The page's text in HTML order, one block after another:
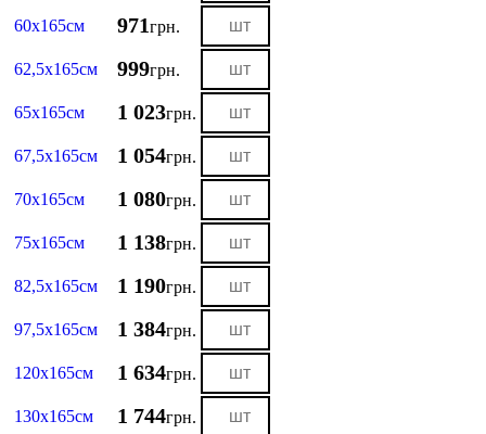
60х165см 971грн.
62,5х165см 999грн.
65х165см 1 023грн.
67,5х165см 1 054грн.
70х165см 1 080грн.
75х165см 1 138грн.
82,5х165см 1 190грн.
97,5х165см 1 384грн.
120х165см 1 634грн.
130х165см 1 744грн.